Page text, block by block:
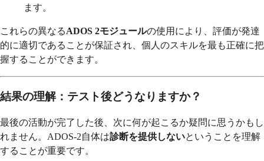
ます。
これらの異なるADOS 2モジュールの使用により、評価が発達
的に適切であることが保証され、個人のスキルを最も正確に把
握することができます。
結果の理解：テスト後どうなりますか？
最後の活動が完了した後、次に何が起こるか疑問に思うかもし
れません。ADOS-2自体は診断を提供しないということを理解
することが重要です。